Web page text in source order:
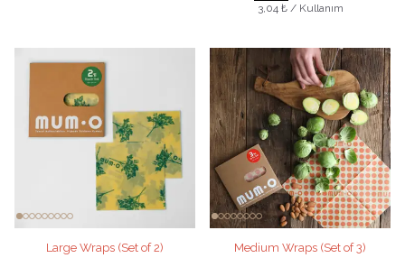
3,04 ₺ / Kullanım
Large Wraps (Set of 2) Medium Wraps (Set of 3)